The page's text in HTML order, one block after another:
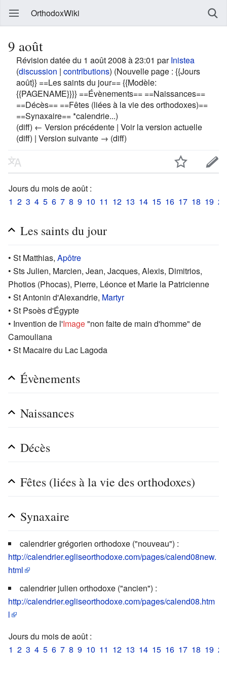
OrthodoxWiki
9 août
Révision datée du 1 août 2008 à 23:01 parInistea
(discussion | contributions) (Nouvelle page : {{Jours
août}} ==Les saints du jour== {{Modèle:
{{PAGENAME}}}} ==Évènements== ==Naissances==
==Décès== ==Fêtes (liées à la vie des orthodoxes)==
==Synaxaire== *calendrie...)
(diff) ← Version précédente | Voir la version actuelle
(diff) | Version suivante → (diff)
Jours du mois de août :
1 2 3 4 5 6 7 8 9 10 11 12 13 14 15 16 17 18 19 20
Les saints du jour
• St Matthias, Apôtre
• Sts Julien, Marcien, Jean, Jacques, Alexis, Dimitrios,
Photios (Phocas), Pierre, Léonce et Marie la Patricienne
• St Antonin d'Alexandrie, Martyr
• St Psoès d'Égypte
• Invention de l'Image"non faite de main d'homme" de
Camouliana
• St Macaire du Lac Lagoda
Évènements
Naissances
Décès
Fêtes (liées à la vie des orthodoxes)
Synaxaire
calendrier grégorien orthodoxe ("nouveau") :
http://calendrier.egliseorthodoxe.com/pages/calend08new.
html
calendrier julien orthodoxe ("ancien") :
http://calendrier.egliseorthodoxe.com/pages/calend08.htm
l
Jours du mois de août :
1 2 3 4 5 6 7 8 9 10 11 12 13 14 15 16 17 18 19 20